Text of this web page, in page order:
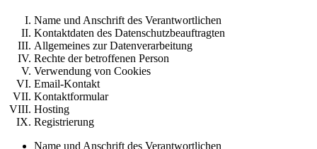
Name und Anschrift des Verantwortlichen
Kontaktdaten des Datenschutzbeauftragten
Allgemeines zur Datenverarbeitung
Rechte der betroffenen Person
Verwendung von Cookies
Email-Kontakt
Kontaktformular
Hosting
Registrierung
Name und Anschrift des Verantwortlichen